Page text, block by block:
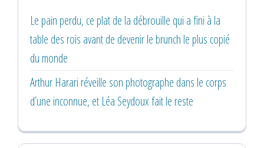
Le pain perdu, ce plat de la débrouille qui a fini à la
table des rois avant de devenir le brunch le plus copié
du monde
Arthur Harari réveille son photographe dans le corps
d’une inconnue, et Léa Seydoux fait le reste